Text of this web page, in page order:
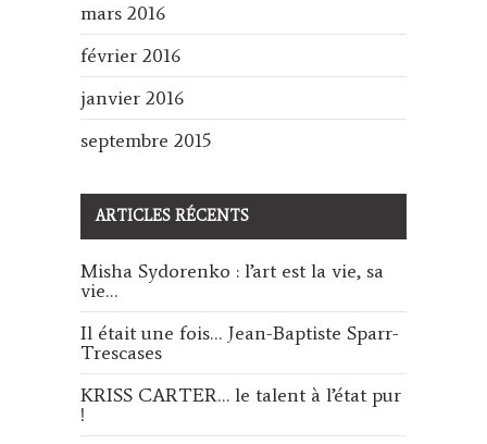
mars 2016
février 2016
janvier 2016
septembre 2015
ARTICLES RÉCENTS
Misha Sydorenko : l’art est la vie, sa
vie…
Il était une fois… Jean-Baptiste Sparr-
Trescases
KRISS CARTER… le talent à l’état pur
!